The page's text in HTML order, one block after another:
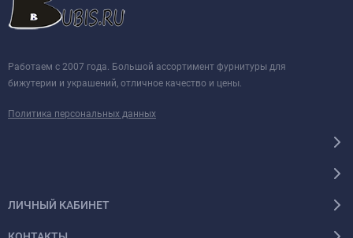
Работаем с 2007 года. Большой ассортимент фурнитуры для
бижутерии и украшений, отличное качество и цены.
Политика персональных данных
ЛИЧНЫЙ КАБИНЕТ